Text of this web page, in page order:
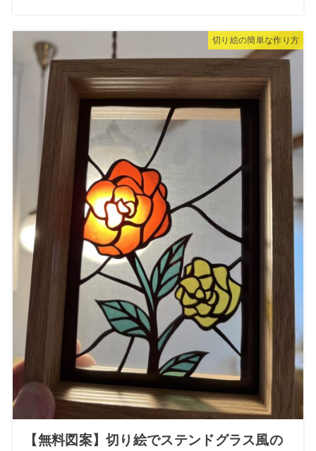
切り絵の簡単な作り方
【無料図案】切り絵でステンドグラス風の